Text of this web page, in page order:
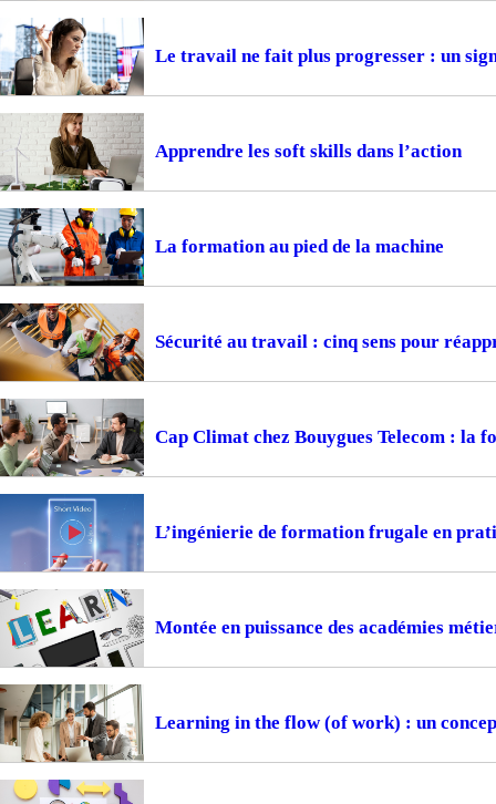
Le travail ne fait plus progresser : un
Apprendre les soft skills dans l’action
La formation au pied de la machine
Sécurité au travail : cinq sens pour
Cap Climat chez Bouygues Telecom : la
L’ingénierie de formation frugale en
Montée en puissance des académies
Learning in the flow (of work) : un